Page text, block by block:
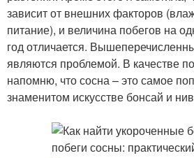
зависит от внешних факторов
питание), и величина побегов на
год отличается.
являются проблемой. В качестве
напомню, что сосна – это самое
знаменитом искусстве бонсай и